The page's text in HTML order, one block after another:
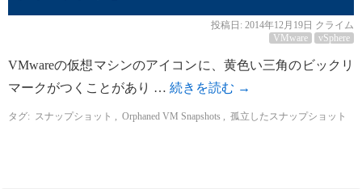
投稿日: 2014年12月19日 クライム
VMware
vSphere
VMwareの仮想マシンのアイコンに、黄色い三角のビックリ
マークがつくことがあり … 続きを読む →
タグ: スナップショット Orphaned VM Snapshots 孤立したスナップショット